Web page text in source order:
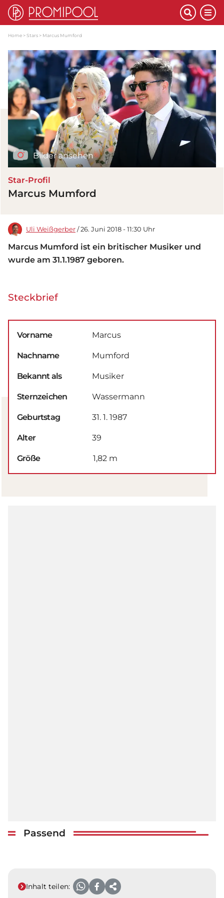
Home Stars Marcus Mumford
Bilder ansehen
Star-Profil
Marcus Mumford
Uli Weißgerber / 26. Juni 2018 - 11:30 Uhr
Marcus Mumford ist ein britischer Musiker und
wurde am 31.1.1987 geboren.
Steckbrief
Vorname Marcus
Nachname Mumford
Bekannt als Musiker
Sternzeichen Wassermann
Geburtstag 31. 1. 1987
Alter 39
Größe 1,82 m
Passend
Inhalt teilen: